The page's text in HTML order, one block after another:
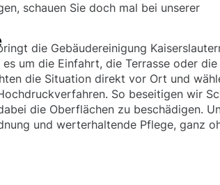
schauen Sie doch mal bei unserer
die Gebäudereinigung
um die Einfahrt, die Terrasse oder die
die Situation direkt vor Ort und
So beseitigen wir
die Oberflächen zu beschädigen.
und werterhaltende Pflege, ganz